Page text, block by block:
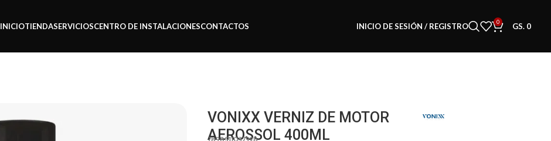
INICIOTIENDASERVICIOSCENTRO DE INSTALACIONESCONTACTOS INICIO DE SESIÓN / REGISTRO 0 GS. 0
VONIXX VERNIZ DE MOTOR
AEROSSOL 400ML
7898511037928